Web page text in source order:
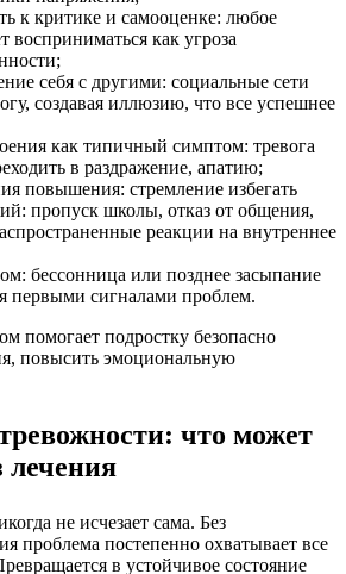
к критике и самооценке: любое
восприниматься как угроза
себя с другими: социальные сети
создавая иллюзию, что все успешнее
как типичный симптом: тревога
в раздражение, апатию;
повышения: стремление избегать
пропуск школы, отказ от общения,
реакции на внутреннее
бессонница или позднее засыпание
первыми сигналами проблем.
помогает подростку безопасно
повысить эмоциональную
что может
лечения
не исчезает сама. Без
проблема постепенно охватывает все
в устойчивое состояние